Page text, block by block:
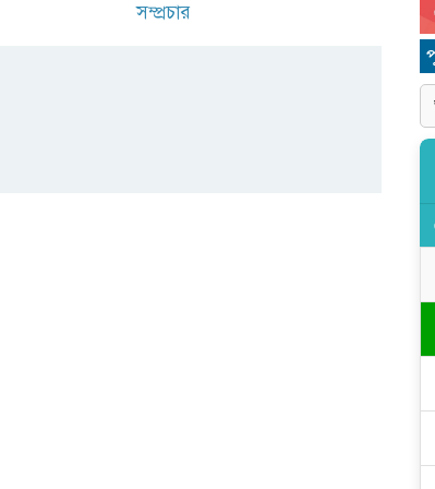
সম্প্রচার